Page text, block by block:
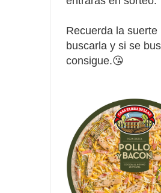
Recuerda la suerte
buscarla y si se
consigue.😘